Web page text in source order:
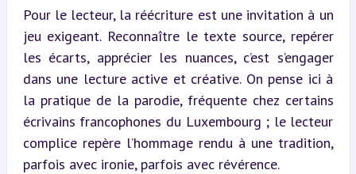
Pour le lecteur, la réécriture est une invitation à un
jeu exigeant. Reconnaître le texte source, repérer
les écarts, apprécier les nuances, c’est s’engager
dans une lecture active et créative. On pense ici à
la pratique de la parodie, fréquente chez certains
écrivains francophones du Luxembourg ; le lecteur
complice repère l’hommage rendu à une tradition,
parfois avec ironie, parfois avec révérence.